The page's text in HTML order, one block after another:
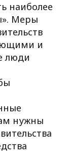
наиболее
Меры
и
люди
нужны